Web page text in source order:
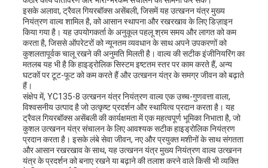
इसके अलावा, ट्रैवल गियरबॉक्स असेंबली, जिसमें यह उत्खनन यंत्र मुख्य
नियंत्रण वाल्व शामिल है, को आसान स्थापना और रखरखाव के लिए डिज़ाइन
किया गया है। यह उपयोगकर्ता के अनुकूल पहलू श्रम समय और लागत को कम
करता है, जिससे ऑपरेटरों को न्यूनतम व्यवधान के साथ अपने उपकरणों को
कुशलतापूर्वक चालू रखने की अनुमति मिलती है। वाल्व की सटीक इंजीनियरिंग का
मतलब यह भी है कि हाइड्रोलिक सिस्टम इष्टतम स्तर पर काम करते हैं, अन्य
घटकों पर टूट-फूट को कम करते हैं और उत्खनन यंत्र के समग्र जीवन को बढ़ाते
हैं।
संक्षेप में, YC135-8 उत्खनन यंत्र नियंत्रण वाल्व एक उच्च-गुणवत्ता वाला,
विश्वसनीय उत्पाद है जो उत्कृष्ट प्रदर्शन और स्थायित्व प्रदान करता है। यह
ट्रैवल गियरबॉक्स असेंबली की कार्यक्षमता में एक महत्वपूर्ण भूमिका निभाता है, जो
कुशल उत्खनन यंत्र संचालन के लिए आवश्यक सटीक हाइड्रोलिक नियंत्रण
प्रदान करता है। इसके लंबे सेवा जीवन, नए और प्रयुक्त मशीनों के साथ संगतता
और आसान रखरखाव के साथ, यह उत्खनन यंत्र मुख्य नियंत्रण वाल्व उत्खनन
यंत्र के प्रदर्शन को बनाए रखने या बढ़ाने की तलाश करने वाले किसी भी व्यक्ति